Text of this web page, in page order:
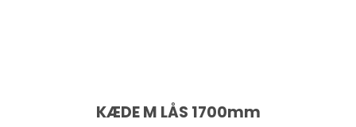
KÆDE M LÅS 1700mm